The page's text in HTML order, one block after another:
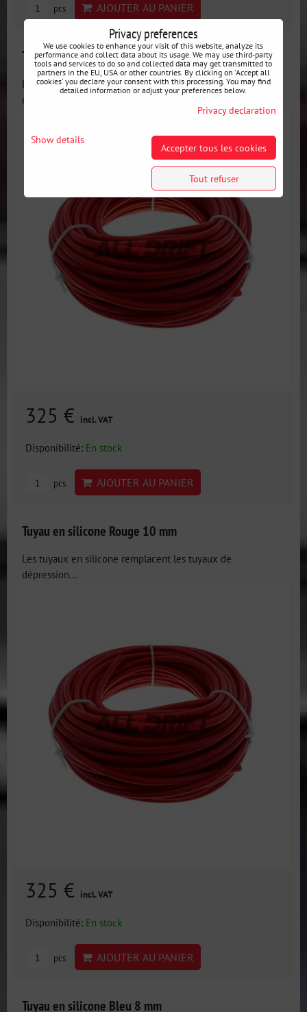
pcs AJOUTER AU PANIER
Tuyau en silicone Rouge 12 mm
Les tuyaux en silicone remplacent les tuyaux de
dépression...
325 € incl. VAT
Disponibilité: En stock
pcs AJOUTER AU PANIER
Tuyau en silicone Rouge 10 mm
Les tuyaux en silicone remplacent les tuyaux de
dépression...
325 € incl. VAT
Disponibilité: En stock
pcs AJOUTER AU PANIER
Tuyau en silicone Bleu 8 mm
Privacy preferences
We use cookies to enhance your visit of this website, analyze its
performance and collect data about its usage. We may use third-party
tools and services to do so and collected data may get transmitted to
partners in the EU, USA or other countries. By clicking on 'Accept all
cookies' you declare your consent with this processing. You may find
detailed information or adjust your preferences below.
Privacy declaration
Show details
Accepter tous les cookies
Tout refuser